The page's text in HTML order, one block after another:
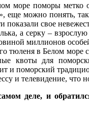
море поморы метко
можно понять,
показали свое
а серку – взрослую
миллионов
в Белом море
квоты для
и поморский
и телевидение, что
деле, и